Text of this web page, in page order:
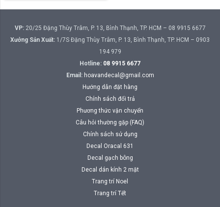
nhiều
biến
Các
tùy
được
chọn
trên
phẩm
VP:20/25 Đặng Thùy Trâm, P. 13, Bình Thạnh, TP. HCM – 08 9915 6677
Xưởng Sản Xuất: 1/7S Đặng Thùy Trâm, P. 13, Bình Thạnh, TP. HCM – 0903
194 979
Hotline: 08 9915 6677
Email: hoavandecal@gmail.com
Hướng dẫn đặt hàng
Chính sách đổi trả
Phương thức vận chuyển
Câu hỏi thường gặp (FAQ)
Chính sách sử dụng
Decal Oracal 631
Decal gạch bông
Decal dán kính 2 mặt
Trang trí Noel
Trang trí Tết